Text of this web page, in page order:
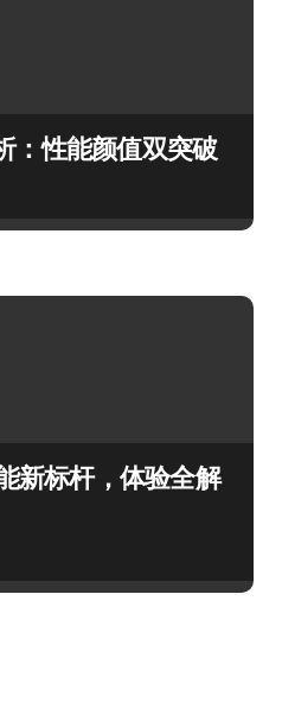
：性能颜值双突破
新标杆，体验全解